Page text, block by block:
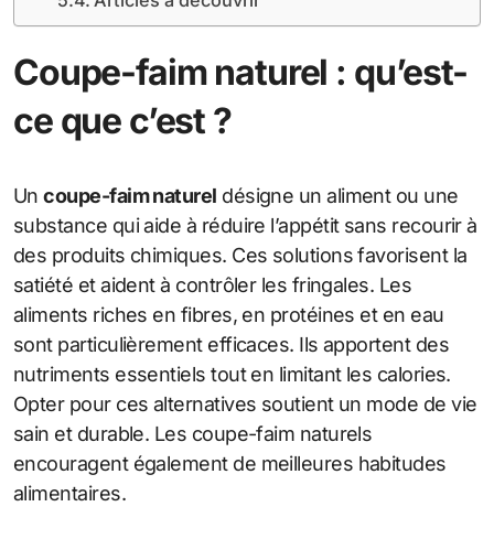
Coupe-faim naturel : qu’est-
ce que c’est ?
Uncoupe-faim naturel désigne un aliment ou une
substance qui aide à réduire l’appétit sans recourir à
des produits chimiques. Ces solutions favorisent la
satiété et aident à contrôler les fringales. Les
aliments riches en fibres, en protéines et en eau
sont particulièrement efficaces. Ils apportent des
nutriments essentiels tout en limitant les calories.
Opter pour ces alternatives soutient un mode de vie
sain et durable. Les coupe-faim naturels
encouragent également de meilleures habitudes
alimentaires.